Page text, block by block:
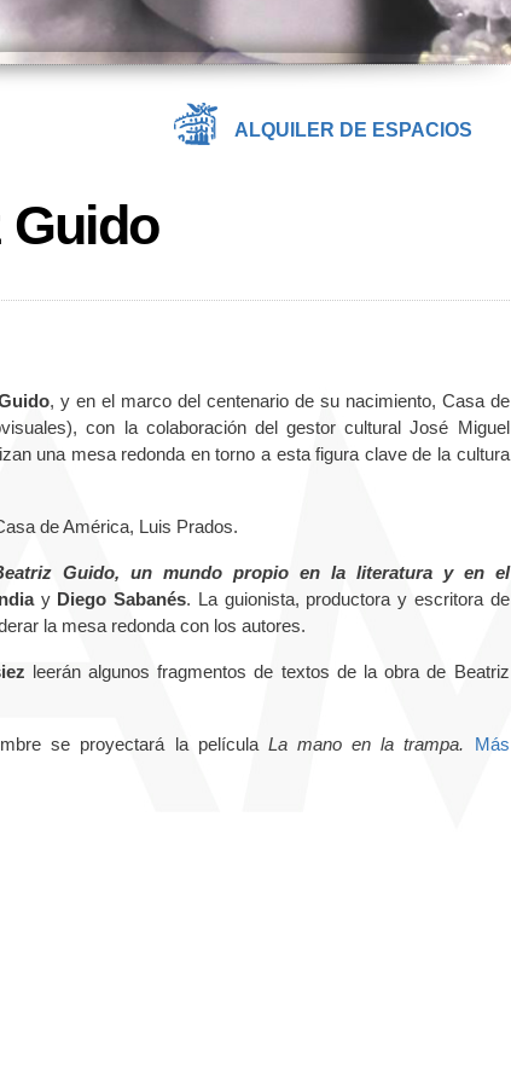
ALQUILER DE ESPACIOS
Guido
, y en el marco del centenario de su nacimiento, Casa de
con la colaboración del gestor cultural José Miguel
una mesa redonda en torno a esta figura clave de la cultura
de América, Luis Prados.
Guido, un mundo propio en la literatura y en el
y Diego Sabanés. La guionista, productora y escritora de
la mesa redonda con los autores.
leerán algunos fragmentos de textos de la obra de Beatriz
se proyectará la película La mano en la trampa. Más